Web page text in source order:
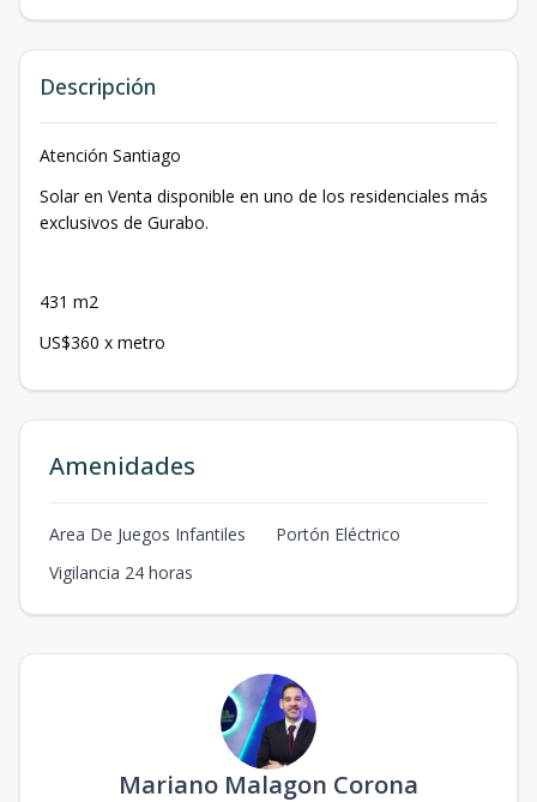
Descripción
Atención Santiago
Solar en Venta disponible en uno de los residenciales más
exclusivos de Gurabo.
431 m2
US$360 x metro
Amenidades
Area De Juegos Infantiles
Portón Eléctrico
Vigilancia 24 horas
Mariano Malagon Corona